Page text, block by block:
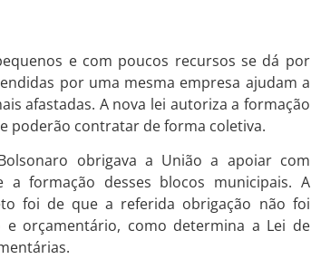
e com poucos recursos se dá por
por uma mesma empresa ajudam a
afastadas. A nova lei autoriza a formação
poderão contratar de forma coletiva.
obrigava a União a apoiar com
formação desses blocos municipais. A
foi de que a referida obrigação não foi
orçamentário, como determina a Lei de